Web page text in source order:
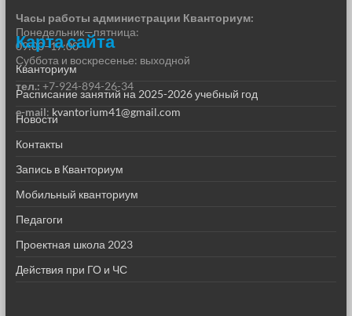
Часы работы администрации Кванториум:
Понедельник—пятница:
09:00–17:00
Суббота и воскресенье: выходной
тел.: +7-924-894-26-34
e-mail: kvantorium41@gmail.com
Карта сайта
Кванториум
Расписание занятий на 2025-2026 учебный год
Новости
Контакты
Запись в Кванториум
Мобильный кванториум
Педагоги
Проектная школа 2023
Действия при ГО и ЧС